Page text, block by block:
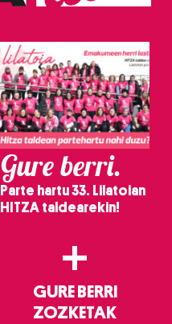
Gure berri.
Parte hartu 33. Lilatoian
HITZA taldearekin!
+
GURE BERRI
ZOZKETAK